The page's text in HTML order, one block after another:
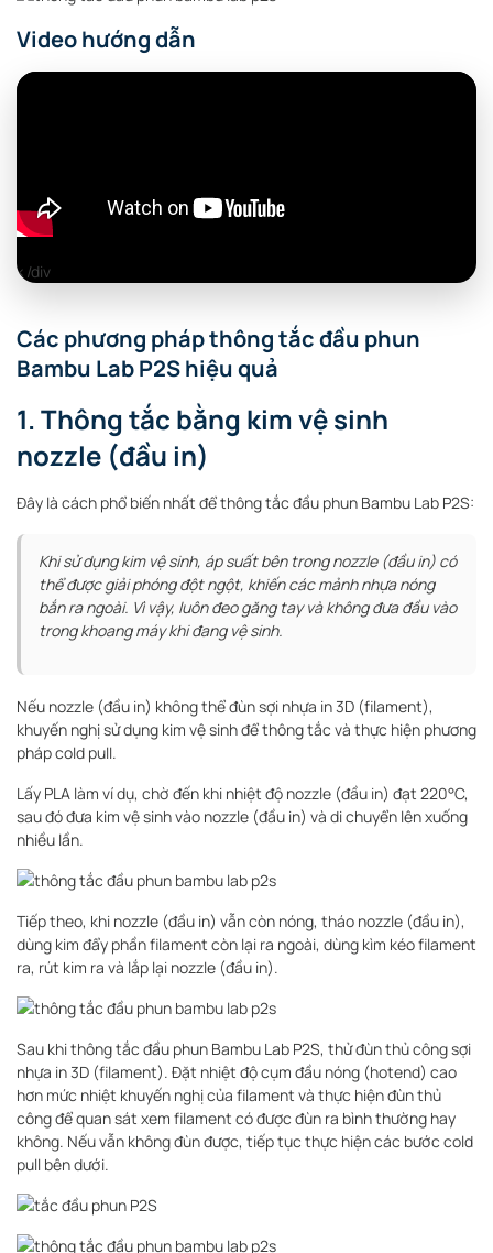
Video hướng dẫn
</div
Các phương pháp thông tắc đầu phun
Bambu Lab P2S hiệu quả
1. Thông tắc bằng kim vệ sinh
nozzle (đầu in)
Đây là cách phổ biến nhất để thông tắc đầu phun Bambu Lab P2S:
Khi sử dụng kim vệ sinh, áp suất bên trong nozzle (đầu in) có
thể được giải phóng đột ngột, khiến các mảnh nhựa nóng
bắn ra ngoài. Vì vậy, luôn đeo găng tay và không đưa đầu vào
trong khoang máy khi đang vệ sinh.
Nếu nozzle (đầu in) không thể đùn sợi nhựa in 3D (filament),
khuyến nghị sử dụng kim vệ sinh để thông tắc và thực hiện phương
pháp cold pull.
Lấy PLA làm ví dụ, chờ đến khi nhiệt độ nozzle (đầu in) đạt 220°C,
sau đó đưa kim vệ sinh vào nozzle (đầu in) và di chuyển lên xuống
nhiều lần.
Tiếp theo, khi nozzle (đầu in) vẫn còn nóng, tháo nozzle (đầu in),
dùng kim đẩy phần filament còn lại ra ngoài, dùng kìm kéo filament
ra, rút kim ra và lắp lại nozzle (đầu in).
Sau khi thông tắc đầu phun Bambu Lab P2S, thử đùn thủ công sợi
nhựa in 3D (filament). Đặt nhiệt độ cụm đầu nóng (hotend) cao
hơn mức nhiệt khuyến nghị của filament và thực hiện đùn thủ
công để quan sát xem filament có được đùn ra bình thường hay
không. Nếu vẫn không đùn được, tiếp tục thực hiện các bước cold
pull bên dưới.